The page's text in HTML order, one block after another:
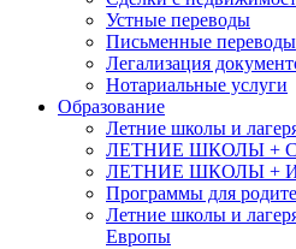
Устные переводы
Письменные переводы
Легализация
Нотариальные услуги
Образование
Летние школы и
ЛЕТНИЕ ШКОЛЫ +
ЛЕТНИЕ ШКОЛЫ +
Программы для
Летние школы и
Европы